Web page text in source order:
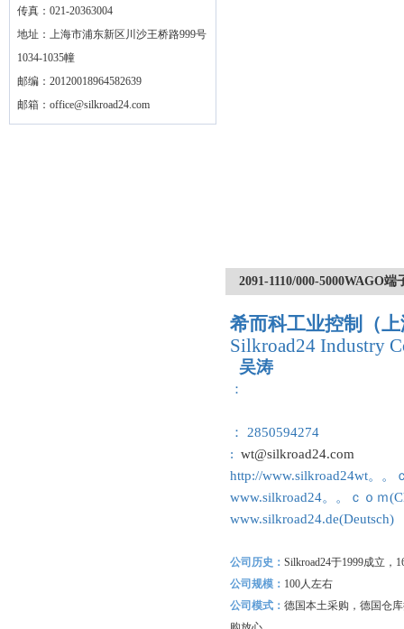
传真：021-20363004
地址：上海市浦东新区川沙王桥路999号
1034-1035幢
邮编：20120018964582639
邮箱： office@silkroad24.com
2091-1110/000-5000WAGO
希而科工业控制（
Silkroad24 Industry
吴涛
：
： 2850594274
: wt@silkroad24.com
http://www.silkroad24wt。。
www.silkroad24。。ｃｏｍ
www.silkroad24.de(Deutsch)
公司历史： Silkroad24于1999成立，
公司规模： 100人左右
公司模式： 德国本土采购，德国仓